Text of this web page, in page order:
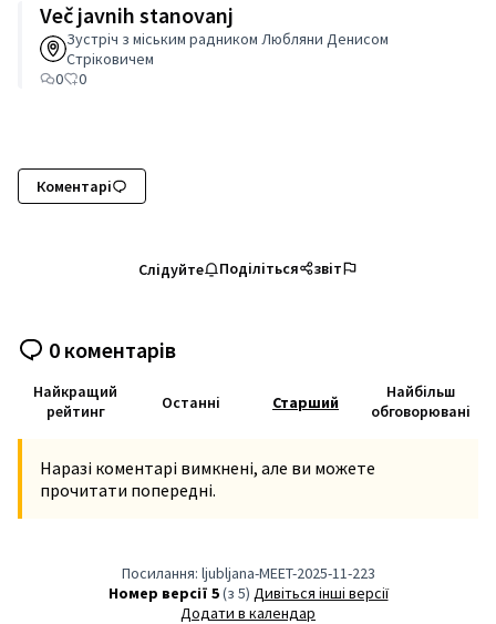
Več javnih stanovanj
Зустріч з міським радником Любляни Денисом
Стріковичем
0
0
Коментарі
Слідуйте Поділіться звіт
0 коментарів
Найкращий
рейтинг
Останні Старший
Найбільш
обговорювані
Наразі коментарі вимкнені, але ви можете
прочитати попередні.
Посилання: ljubljana-MEET-2025-11-223
Номер версії 5(з 5)
дивіться інші версії
Додати в календар